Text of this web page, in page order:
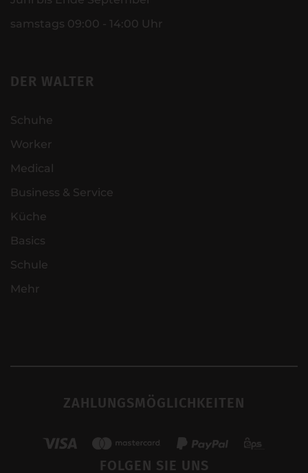
samstags 09:00 - 14:00 Uhr
DER WALTER
Schuhe
Worker
Medical
Business & Service
Küche
Basics
Schule
Mehr
ZAHLUNGSMÖGLICHKEITEN
FOLGEN SIE UNS